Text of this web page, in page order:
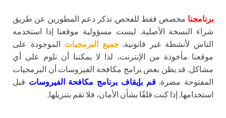
برنامجنا مخصص فقط للفحص. تذكر دعم المطورين عن طريق
شراء النسخة الأصلية. ليست مسؤولية موقعنا إذا استخدمه
الناس لأنشطة غير قانونية.جميع البرمجيات الموجودة على
موقعنا مأخوذة من الإنترنت، لذا لا يمكننا أن نلوم على أي
مشاكل. قد يظن بعض برامج مكافحة الفيروسات أن البرمجيات
المفتوحة مضرة.قم بإيقاف برنامج مكافحة الفيروسات قبل
استخدامها. إذا كنت قلقًا بشأن الأمان، فلا تقم بتنزيلها.